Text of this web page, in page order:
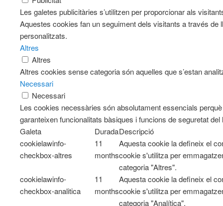
Les galetes publicitàries s’utilitzen per proporcionar als
Aquestes cookies fan un seguiment dels visitants a través
personalitzats.
Altres
Altres
Altres cookies sense categoria són aquelles que s’estan
Necessari
Necessari
Les cookies necessàries són absolutament essencials
garanteixen funcionalitats bàsiques i funcions de seguretat
Galeta
DuradaDescripció
cookielawinfo-
checkbox-altres
11
months
Aquesta cookie la defineix el
cookie s'utilitza per
categoria "Altres".
cookielawinfo-
checkbox-analitica
11
months
Aquesta cookie la defineix el
cookie s'utilitza per
categoria "Analítica".